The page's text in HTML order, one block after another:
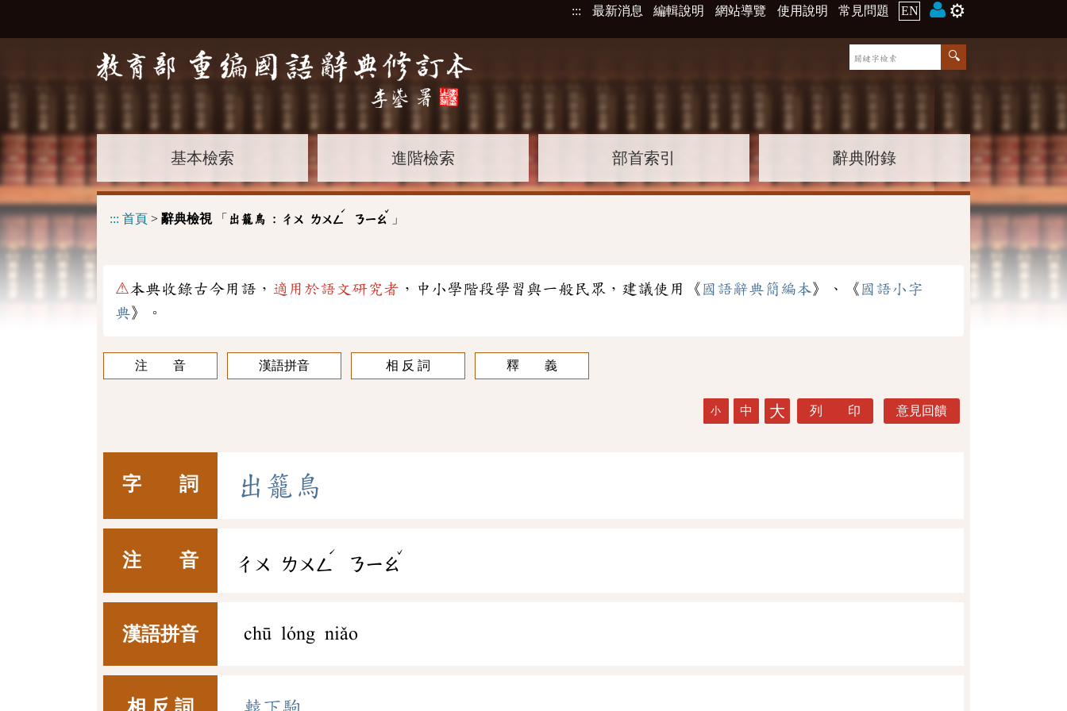
::: 最新消息 編輯說明 網站導覽 使用說明 常見問題 EN ⚙️
基本檢索 進階檢索 部首索引 辭典附錄
::: 首頁 > 辭典檢視「 出籠鳥 : ㄔㄨ ㄌㄨㄥ
ˊ
ㄋㄧㄠ
ˇ
」
⚠本典收錄古今用語， 適用於語文研究者 ，中小學階段學習與一般民眾，建議使用《 國語辭典簡編本》、《 國語小字
典》。
注 音 漢語拼音 相 反 詞 釋 義
小 中 大 列 印 意見回饋
字 詞 出 籠 鳥
注 音 ㄔㄨ ㄌㄨㄥ
ˊ
ㄋㄧㄠ
ˇ
漢語拼音 chū lóng niǎo
轅下駒